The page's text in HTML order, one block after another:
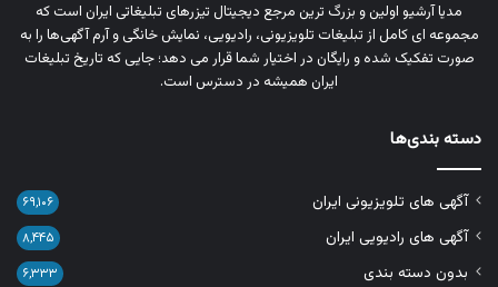
مدیا آرشیو اولین و بزرگ‌ ترین مرجع دیجیتال تیزرهای تبلیغاتی ایران است که
مجموعه‌ ای کامل از تبلیغات تلویزیونی، رادیویی، نمایش خانگی و آرم‌ آگهی‌ها را به‌
صورت تفکیک‌ شده و رایگان در اختیار شما قرار می‌ دهد؛ جایی که تاریخ تبلیغات
ایران همیشه در دسترس است.
دسته بندی‌ها
آگهی های تلویزیونی ایران ۶۹,۱۰۶
آگهی های رادیویی ایران ۸,۴۴۵
بدون دسته بندی ۶,۳۳۳